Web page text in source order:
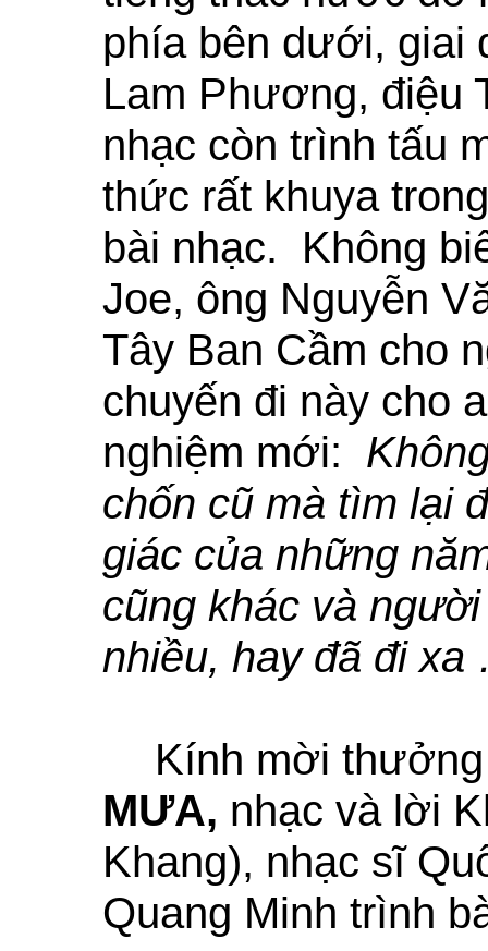
phía bên dưới, giai
Lam Phương, điệu
nhạc còn trình tấu
thức rất khuya
bài nhạc. Không
Joe, ông Nguyễn
Tây Ban Cầm cho
chuyến đi này cho
nghiệm mới:
chốn cũ mà tìm lại
giác của những
cũng khác và
nhiều, hay đã đi
Kính mời
MƯA, nhạc và lời
Khang), nhạc sĩ
Quang Minh trình